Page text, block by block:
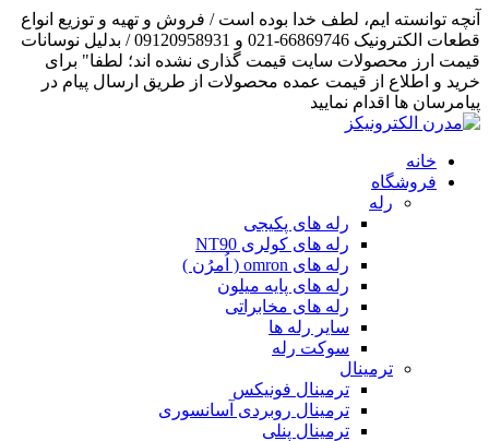
آنچه توانسته ایم، لطف خدا بوده است / فروش و تهیه و توزیع انواع
قطعات الکترونیک 66869746-021 و 09120958931 / بدلیل نوسانات
قیمت ارز محصولات سایت قیمت گذاری نشده اند؛ لطفا" برای
خرید و اطلاع از قیمت عمده محصولات از طریق ارسال پیام در
پیامرسان ها اقدام نمایید
خانه
فروشگاه
رله
رله های پکیجی
رله های کولری NT90
رله های omron ( اُمرُن )
رله های پایه میلون
رله های مخابراتی
سایر رله ها
سوکت رله
ترمینال
ترمینال فونیکس
ترمینال روبردی آسانسوری
ترمینال پنلی